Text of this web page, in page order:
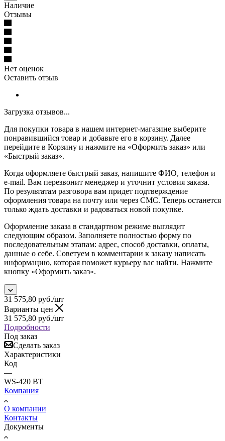
Наличие
Отзывы
Нет оценок
Оставить отзыв
Загрузка отзывов...
Для покупки товара в нашем интернет-магазине выберите
понравившийся товар и добавьте его в корзину. Далее
перейдите в Корзину и нажмите на «Оформить заказ» или
«Быстрый заказ».
Когда оформляете быстрый заказ, напишите ФИО, телефон и
e-mail. Вам перезвонит менеджер и уточнит условия заказа.
По результатам разговора вам придет подтверждение
оформления товара на почту или через СМС. Теперь останется
только ждать доставки и радоваться новой покупке.
Оформление заказа в стандартном режиме выглядит
следующим образом. Заполняете полностью форму по
последовательным этапам: адрес, способ доставки, оплаты,
данные о себе. Советуем в комментарии к заказу написать
информацию, которая поможет курьеру вас найти. Нажмите
кнопку «Оформить заказ».
31 575,80 руб./шт
Варианты цен
31 575,80 руб./шт
Подробности
Под заказ
Сделать заказ
Характеристики
Код
—
WS-420 BT
Компания
О компании
Контакты
Документы